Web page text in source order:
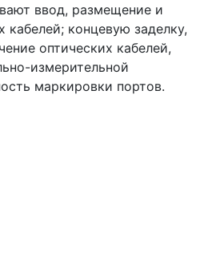
ввод, размещение и
кабелей; концевую заделку,
оптических кабелей,
измерительной
маркировки портов.